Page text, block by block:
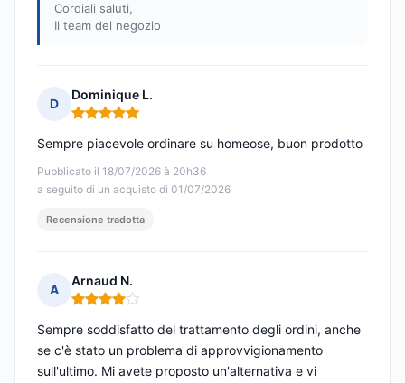
Cordiali saluti,
Il team del negozio
D
Dominique L.
Nota: 5 su 5
Pubblicato il 18/07/2026 à 20h36
a seguito di un acquisto di 01/07/2026
Sempre piacevole ordinare su homeose, buon prodotto
Recensione tradotta
A
Arnaud N.
Nota: 4 su 5
Sempre soddisfatto del trattamento degli ordini, anche
se c'è stato un problema di approvvigionamento
sull'ultimo. Mi avete proposto un'alternativa e vi